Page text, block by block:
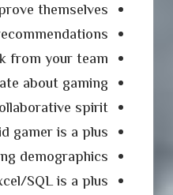
themselves
from your team
about gaming
spirit
gamer is a plus!
demographics
SQL is a plus